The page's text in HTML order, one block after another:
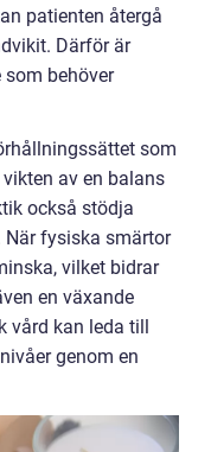
patienten återgå
Därför är
behöver
som
av en balans
också stödja
fysiska smärtor
vilket bidrar
en växande
kan leda till
genom en